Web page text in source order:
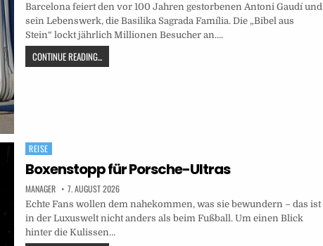
Barcelona feiert den vor 100 Jahren gestorbenen Antoni Gaudí und
sein Lebenswerk, die Basilika Sagrada Família. Die „Bibel aus
Stein“ lockt jährlich Millionen Besucher an….
CONTINUE READING...
Posted
in
REISE
Boxenstopp für Porsche-Ultras
MANAGER 7. AUGUST 2026
Echte Fans wollen dem nahekommen, was sie bewundern – das ist
in der Luxuswelt nicht anders als beim Fußball. Um einen Blick
hinter die Kulissen…